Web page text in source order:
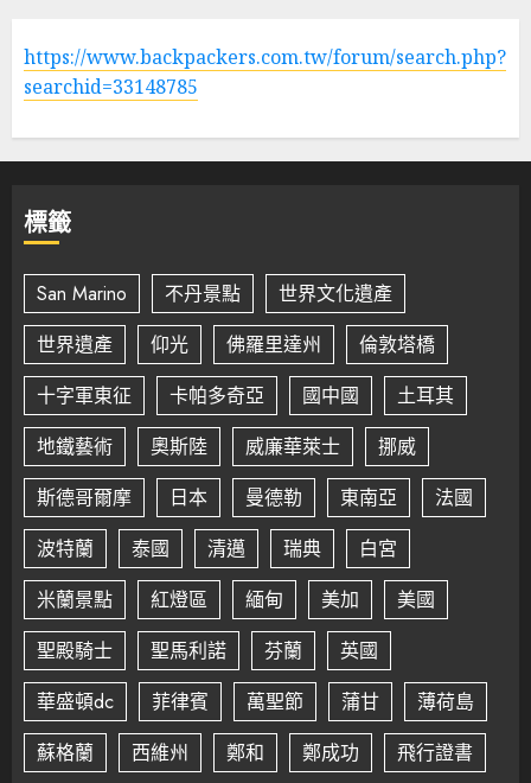
https://www.backpackers.com.tw/forum/search.php?
searchid=33148785
標籤
San Marino 不丹景點
世界文化遺產
世界遺產
仰光 佛羅里達州
倫敦塔橋
十字軍東征
卡帕多奇亞 國中國
土耳其
地鐵藝術
奧斯陸 威廉華萊士
挪威
斯德哥爾摩
日本 曼德勒 東南亞
法國
波特蘭
泰國 清邁 瑞典
白宮
米蘭景點
紅燈區 緬甸 美加
美國
聖殿騎士
聖馬利諾 芬蘭
英國
華盛頓dc
菲律賓 萬聖節 蒲甘
薄荷島
蘇格蘭
西維州 鄭和 鄭成功 飛行證書